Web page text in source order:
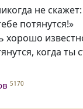
не
потянутся!»
хорошо
, когда ты
5170